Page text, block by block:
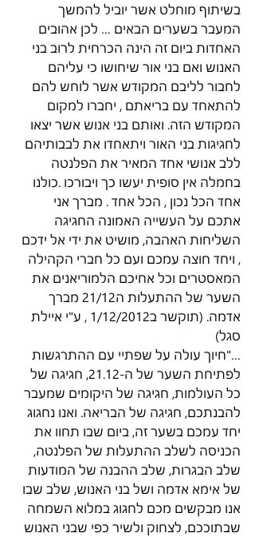
בשיתוף מוחלט אשר יוביל להמשך
המעבר בשערים הבאים … לכן אהובים
האחדות ביום זה הינה הכרחית לרוב בני
האנוש ואם בני אור שיחושו כי עליהם
לחבור לליבם המקודש אשר לוחש להם
להתאחד עם בריאתם , יחברו למקום
המקודש הזה. ואותם בני אנוש אשר יצאו
לחגיגות בני האור ויתאחדו את לבבותיהם
ללב אנושי אחד המאיר את הפלנטה
בחמלה אין סופית יעשו כך ויבורכו .כולנו
אחד הכל נכון , הכל אחד . מברך אני
אתכם על העשייה האמונה החגיגה
השליחות האהבה, מושיט את ידי אל ידכם
, ויחד חוצה עמכם ועם כל חברי הקהילה
המאסטרים וכל אחיכם הלמוריאנים את
השער של ההתעלות ה21/12 מברך
אדמה. (תוקשר ב1/12/2012 , ע"י איילת
סגל)
…"חיוך עולה על שפתיי עם ההתרגשות
לפתיחת השער של ה-21.12, חגיגה של
כל העולמות, חגיגה של היקומים שמעבר
להבנתכם, חגיגה של הבריאה. ואנו נחגוג
יחד עמכם בשער זה, ביום שבו תחוו את
הכניסה לשלב ההתעלות של הפלנטה,
שלב הבגרות, שלב ההבנה של המודעות
של אימא אדמה ושל בני האנוש, שלב שבו
אנו מבקשים מכם לחגוג במלוא השמחה
שבתוככם, לצחוק ולשיר כפי שבני האנוש